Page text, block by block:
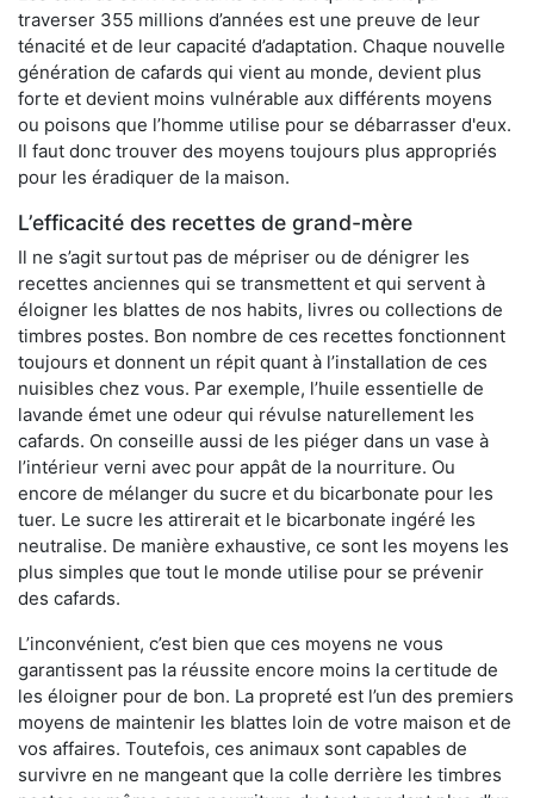
traverser 355 millions d’années est une preuve de leur
ténacité et de leur capacité d’adaptation. Chaque nouvelle
génération de cafards qui vient au monde, devient plus
forte et devient moins vulnérable aux différents moyens
ou poisons que l’homme utilise pour se débarrasser d'eux.
Il faut donc trouver des moyens toujours plus appropriés
pour les éradiquer de la maison.
L’efficacité des recettes de grand-mère
Il ne s’agit surtout pas de mépriser ou de dénigrer les
recettes anciennes qui se transmettent et qui servent à
éloigner les blattes de nos habits, livres ou collections de
timbres postes. Bon nombre de ces recettes fonctionnent
toujours et donnent un répit quant à l’installation de ces
nuisibles chez vous. Par exemple, l’huile essentielle de
lavande émet une odeur qui révulse naturellement les
cafards. On conseille aussi de les piéger dans un vase à
l’intérieur verni avec pour appât de la nourriture. Ou
encore de mélanger du sucre et du bicarbonate pour les
tuer. Le sucre les attirerait et le bicarbonate ingéré les
neutralise. De manière exhaustive, ce sont les moyens les
plus simples que tout le monde utilise pour se prévenir
des cafards.
L’inconvénient, c’est bien que ces moyens ne vous
garantissent pas la réussite encore moins la certitude de
les éloigner pour de bon. La propreté est l’un des premiers
moyens de maintenir les blattes loin de votre maison et de
vos affaires. Toutefois, ces animaux sont capables de
survivre en ne mangeant que la colle derrière les timbres